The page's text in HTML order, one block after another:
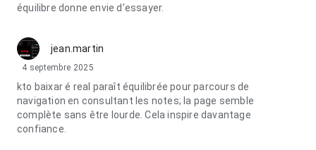
équilibre donne envie d’essayer.
jean.martin
4 septembre 2025
kto baixar é real paraît équilibrée pour parcours de
navigation en consultant les notes; la page semble
complète sans être lourde. Cela inspire davantage
confiance.